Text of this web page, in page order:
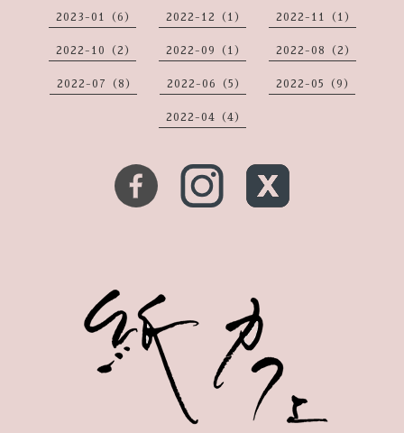
2023-01（6） 2022-12（1） 2022-11（1）
2022-10（2） 2022-09（1） 2022-08（2）
2022-07（8） 2022-06（5） 2022-05（9）
2022-04（4）